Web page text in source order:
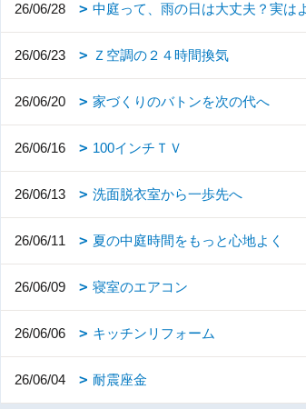
26/06/28 中庭って、雨の日は大丈夫？実は
26/06/23 Ｚ空調の２４時間換気
26/06/20 家づくりのバトンを次の代へ
26/06/16 100インチＴＶ
26/06/13 洗面脱衣室から一歩先へ
26/06/11 夏の中庭時間をもっと心地よく
26/06/09 寝室のエアコン
26/06/06 キッチンリフォーム
26/06/04 耐震座金